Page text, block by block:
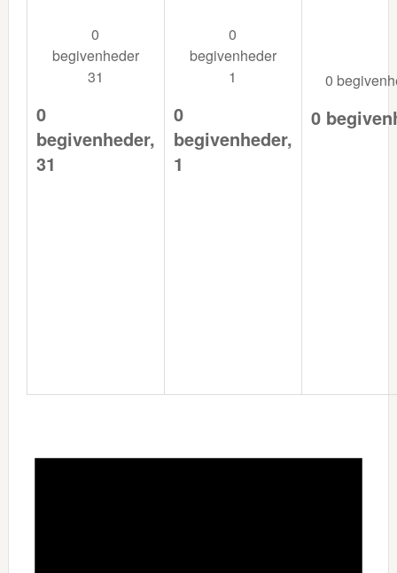
0
begivenheder
31
0
begivenheder,
31
0
begivenheder
1
0
begivenheder,
1
0
0